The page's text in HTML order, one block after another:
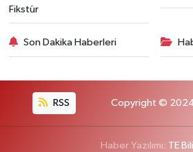
Fikstür
Son Dakika Haberleri
RSS Copyright © 2024.
Haber Yazılımı: TE